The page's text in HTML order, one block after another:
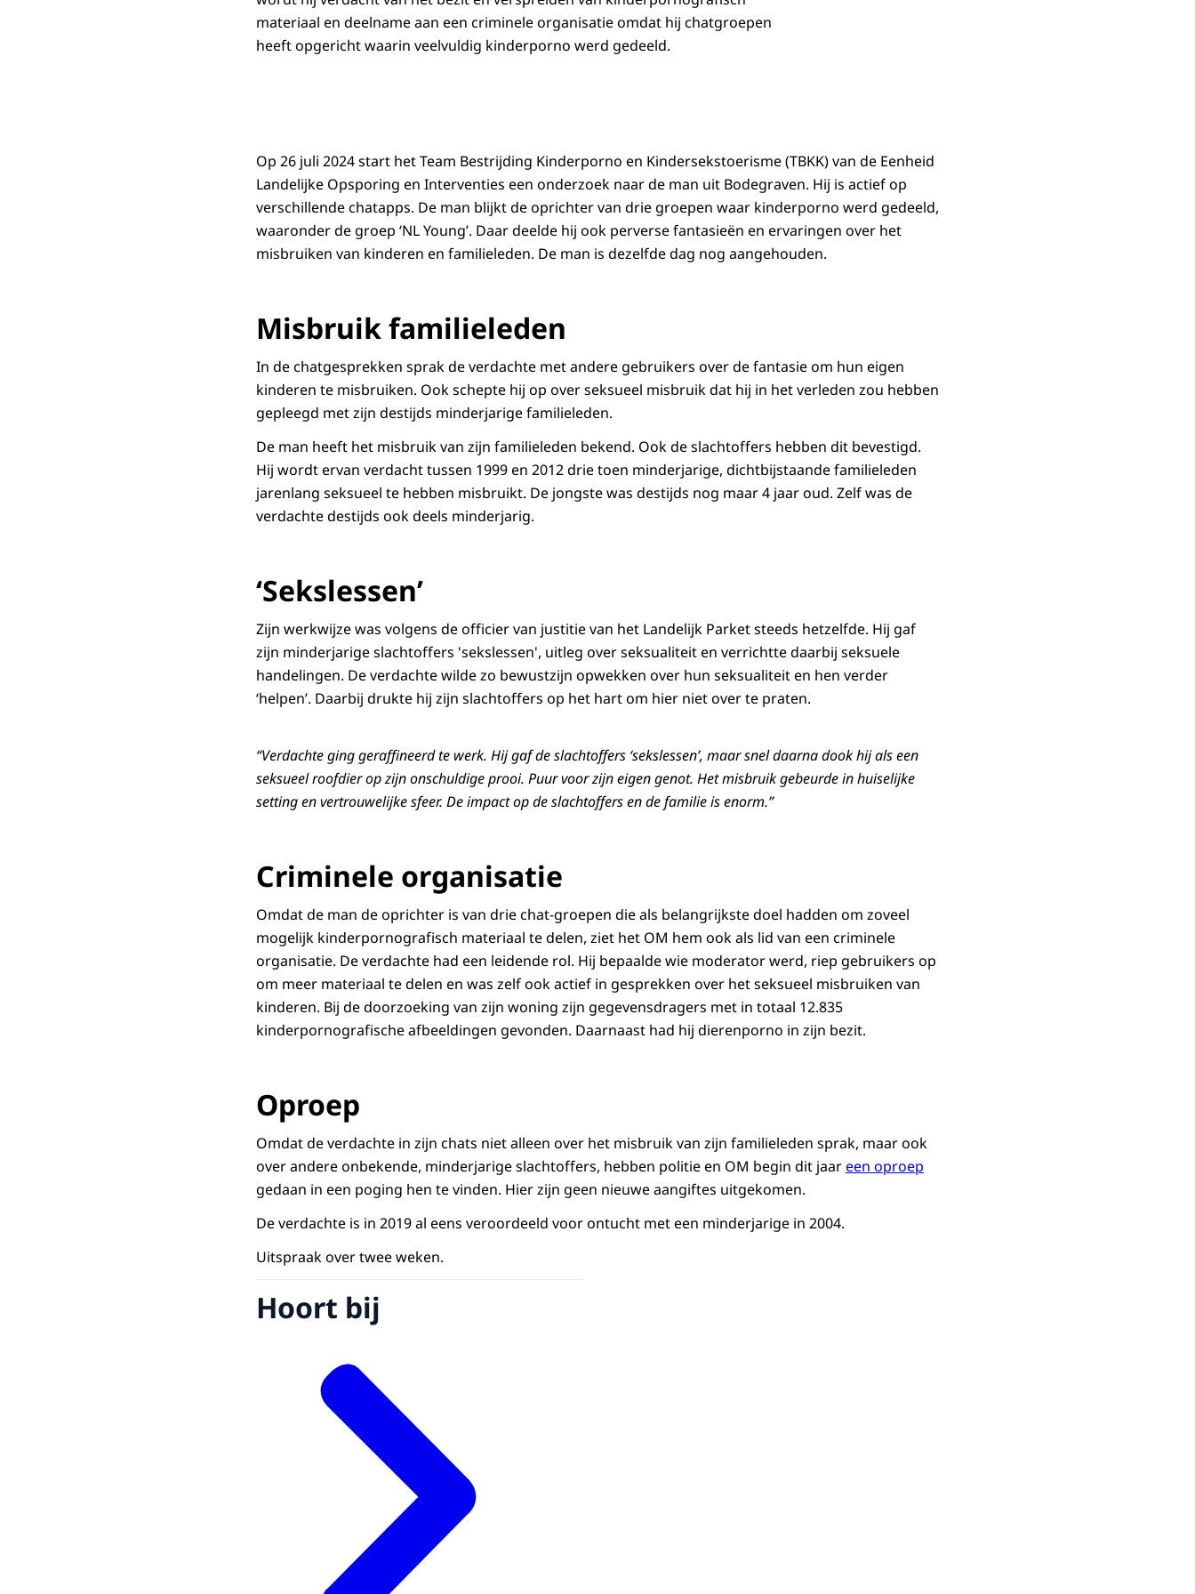
materiaal en deelname aan een criminele organisatie omdat hij chatgroepen
heeft opgericht waarin veelvuldig kinderporno werd gedeeld.
Op 26 juli 2024 start het Team Bestrijding Kinderporno en Kindersekstoerisme (TBKK) van de Eenheid
Landelijke Opsporing en Interventies een onderzoek naar de man uit Bodegraven. Hij is actief op
verschillende chatapps. De man blijkt de oprichter van drie groepen waar kinderporno werd gedeeld,
waaronder de groep ‘NL Young’. Daar deelde hij ook perverse fantasieën en ervaringen over het
misbruiken van kinderen en familieleden. De man is dezelfde dag nog aangehouden.
Misbruik familieleden
In de chatgesprekken sprak de verdachte met andere gebruikers over de fantasie om hun eigen
kinderen te misbruiken. Ook schepte hij op over seksueel misbruik dat hij in het verleden zou hebben
gepleegd met zijn destijds minderjarige familieleden.
De man heeft het misbruik van zijn familieleden bekend. Ook de slachtoffers hebben dit bevestigd.
Hij wordt ervan verdacht tussen 1999 en 2012 drie toen minderjarige, dichtbijstaande familieleden
jarenlang seksueel te hebben misbruikt. De jongste was destijds nog maar 4 jaar oud. Zelf was de
verdachte destijds ook deels minderjarig.
‘Sekslessen’
Zijn werkwijze was volgens de officier van justitie van het Landelijk Parket steeds hetzelfde. Hij gaf
zijn minderjarige slachtoffers 'sekslessen', uitleg over seksualiteit en verrichtte daarbij seksuele
handelingen. De verdachte wilde zo bewustzijn opwekken over hun seksualiteit en hen verder
‘helpen’. Daarbij drukte hij zijn slachtoffers op het hart om hier niet over te praten.
“Verdachte ging geraffineerd te werk. Hij gaf de slachtoffers ‘sekslessen’, maar snel daarna dook hij als een
seksueel roofdier op zijn onschuldige prooi. Puur voor zijn eigen genot. Het misbruik gebeurde in huiselijke
setting en vertrouwelijke sfeer. De impact op de slachtoffers en de familie is enorm.”
Criminele organisatie
Omdat de man de oprichter is van drie chat-groepen die als belangrijkste doel hadden om zoveel
mogelijk kinderpornografisch materiaal te delen, ziet het OM hem ook als lid van een criminele
organisatie. De verdachte had een leidende rol. Hij bepaalde wie moderator werd, riep gebruikers op
om meer materiaal te delen en was zelf ook actief in gesprekken over het seksueel misbruiken van
kinderen. Bij de doorzoeking van zijn woning zijn gegevensdragers met in totaal 12.835
kinderpornografische afbeeldingen gevonden. Daarnaast had hij dierenporno in zijn bezit.
Oproep
Omdat de verdachte in zijn chats niet alleen over het misbruik van zijn familieleden sprak, maar ook
over andere onbekende, minderjarige slachtoffers, hebben politie en OM begin dit jaareen oproep
gedaan in een poging hen te vinden. Hier zijn geen nieuwe aangiftes uitgekomen.
De verdachte is in 2019 al eens veroordeeld voor ontucht met een minderjarige in 2004.
Uitspraak over twee weken.
Hoort bij